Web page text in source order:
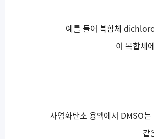
예를 들어 복합체
이 복합체
사염화탄소 용액에서 DMSO
같